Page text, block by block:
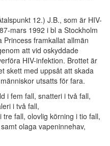
12.) J.B., som är HIV-
mars 1992 i bl a Stockholm
Princess framkallat allmän
att vid oskyddade
HIV-infektion. Brottet är
skett med uppsåt att skada
utsatts för fara.
i fem fall, snatteri i två fall,
i två fall,
fall, olovlig körning i tio fall,
olaga vapeninnehav,